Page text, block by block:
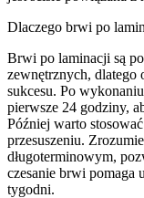
Dlaczego brwi po
Brwi po laminacji są
zewnętrznych, dlatego
sukcesu. Po
pierwsze 24 godziny,
Później warto
przesuszeniu.
długoterminowym,
czesanie brwi pomaga
tygodni.